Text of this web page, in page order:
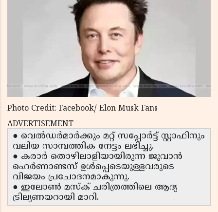
Photo Credit: Facebook/ Elon Musk Fans
ADVERTISEMENT
● വെൽഡർമാർക്കും മറ്റ് സപ്പോർട്ട് സ്റ്റാഫിനും
വലിയ സാമ്പത്തിക നേട്ടം ലഭിച്ചു.
● കരാർ തൊഴിലാളിയായിരുന്ന ജുവാൻ
ഹെർണാണ്ടസ് ഉൾപ്പെടെയുള്ളവരുടെ
വിജയം പ്രചോദനമാകുന്നു.
● ഇലോൺ മസ്ക് ചരിത്രത്തിലെ ആദ്യ
ട്രില്യണയറായി മാറി.